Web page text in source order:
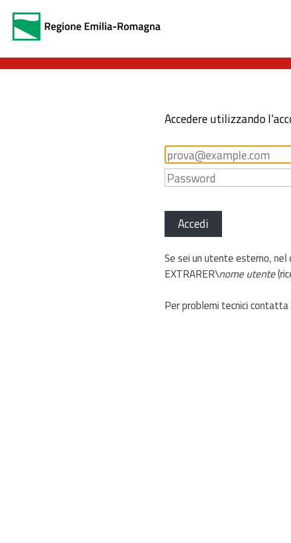
Accedere utilizzando
Accedi
Se sei un utente esterno, nel
EXTRARER\nome utente
Per problemi tecnici contatta